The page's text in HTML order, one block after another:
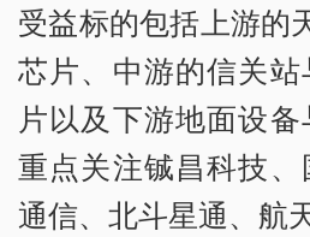
受益标的包括上游的
芯片、中游的信关
片以及下游地面设
重点关注铖昌科技
通信、北斗星通、航